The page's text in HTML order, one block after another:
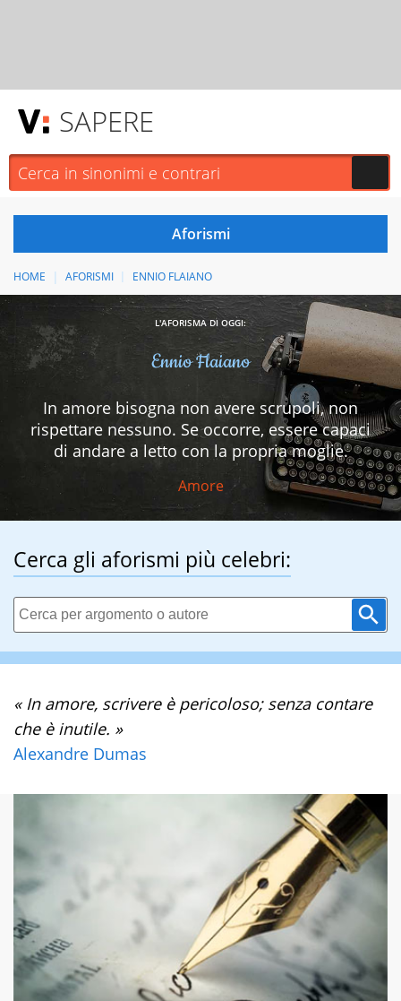
SAPERE
HOME AFORISMI ENNIO FLAIANO
L'AFORISMA DI OGGI:
Ennio Flaiano
In amore bisogna non avere scrupoli, non
rispettare nessuno. Se occorre, essere capaci
di andare a letto con la propria moglie.
Amore
Cerca gli aforismi più celebri:
« In amore, scrivere è pericoloso; senza contare
che è inutile. »
Alexandre Dumas